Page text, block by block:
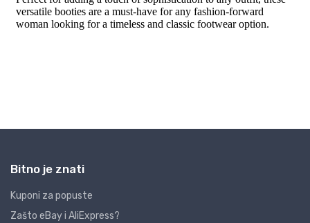
Bitno je znati
Kuponi za popuste
Zašto eBay i AliExpress?